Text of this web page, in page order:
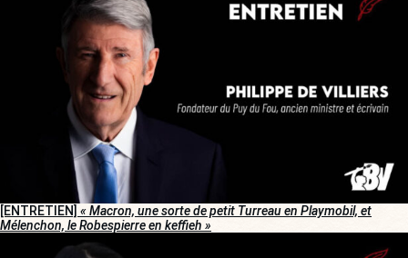
[ENTRETIEN] « Macron, une sorte de petit Turreau en Playmobil, et
Mélenchon, le Robespierre en keffieh »